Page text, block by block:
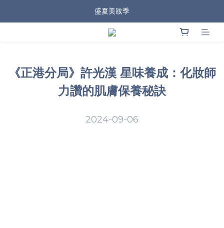
盛夏美妝季
《正港分局》許光漢 星味養成：化妝師
力讚的肌膚保養秘訣
2024-09-06